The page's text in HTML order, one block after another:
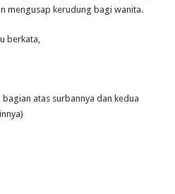
mengusap kerudung bagi wanita.
berkata,
atas surbannya dan kedua